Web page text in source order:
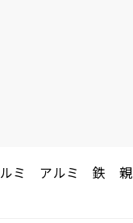
ルミ アルミ 鉄 親